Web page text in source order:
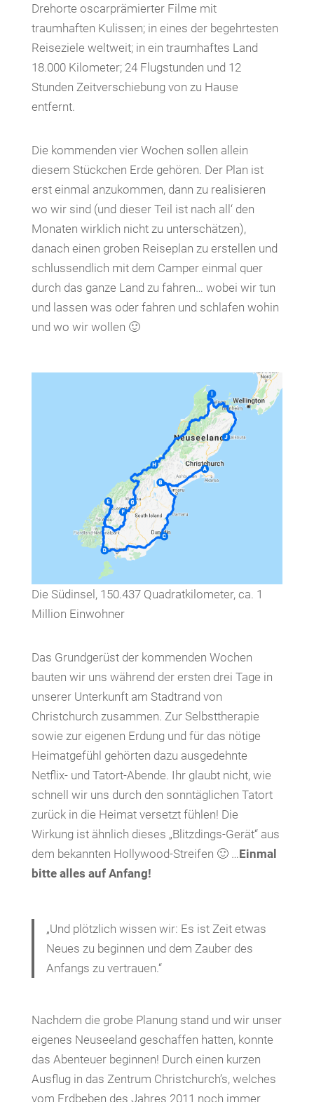
Drehorte oscarprämierter Filme mit
traumhaften Kulissen; in eines der begehrtesten
Reiseziele weltweit; in ein traumhaftes Land
18.000 Kilometer; 24 Flugstunden und 12
Stunden Zeitverschiebung von zu Hause
entfernt.
Die kommenden vier Wochen sollen allein
diesem Stückchen Erde gehören. Der Plan ist
erst einmal anzukommen, dann zu realisieren
wo wir sind (und dieser Teil ist nach all‘ den
Monaten wirklich nicht zu unterschätzen),
danach einen groben Reiseplan zu erstellen und
schlussendlich mit dem Camper einmal quer
durch das ganze Land zu fahren… wobei wir tun
und lassen was oder fahren und schlafen wohin
und wo wir wollen 🙂
Die Südinsel, 150.437 Quadratkilometer, ca. 1
Million Einwohner
Das Grundgerüst der kommenden Wochen
bauten wir uns während der ersten drei Tage in
unserer Unterkunft am Stadtrand von
Christchurch zusammen. Zur Selbsttherapie
sowie zur eigenen Erdung und für das nötige
Heimatgefühl gehörten dazu ausgedehnte
Netflix- und Tatort-Abende. Ihr glaubt nicht, wie
schnell wir uns durch den sonntäglichen Tatort
zurück in die Heimat versetzt fühlen! Die
Wirkung ist ähnlich dieses „Blitzdings-Gerät“ aus
dem bekannten Hollywood-Streifen 🙂 …Einmal
bitte alles auf Anfang!
„Und plötzlich wissen wir: Es ist Zeit etwas
Neues zu beginnen und dem Zauber des
Anfangs zu vertrauen.“
Nachdem die grobe Planung stand und wir unser
eigenes Neuseeland geschaffen hatten, konnte
das Abenteuer beginnen! Durch einen kurzen
Ausflug in das Zentrum Christchurch’s, welches
vom Erdbeben des Jahres 2011 noch immer